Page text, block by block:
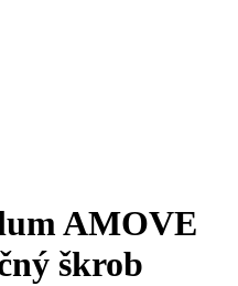
AMOVE
škrob